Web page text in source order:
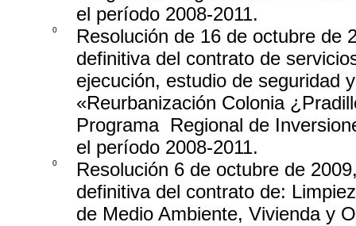
el período 2008-2011.
0
Resolución de 16 de octubre de
definitiva del contrato de
ejecución, estudio de seguridad
«Reurbanización Colonia
Programa ­ Regional de
el período 2008-2011.
0
Resolución 6 de octubre de
definitiva del contrato de:
de Medio Ambiente, Vivienda y